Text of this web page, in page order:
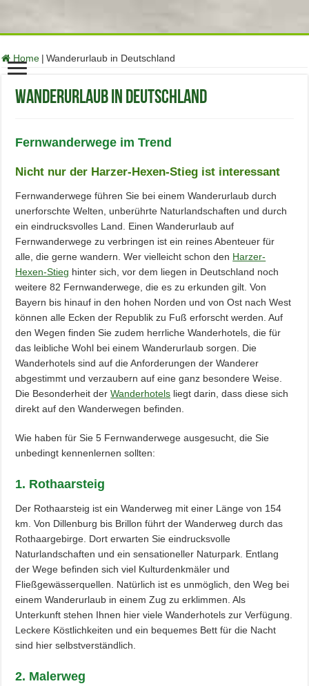
Home | Wanderurlaub in Deutschland
Wanderurlaub in Deutschland
Fernwanderwege im Trend
Nicht nur der Harzer-Hexen-Stieg ist interessant
Fernwanderwege führen Sie bei einem Wanderurlaub durch
unerforschte Welten, unberührte Naturlandschaften und durch
ein eindrucksvolles Land. Einen Wanderurlaub auf
Fernwanderwege zu verbringen ist ein reines Abenteuer für
alle, die gerne wandern. Wer vielleicht schon den Harzer-
Hexen-Stieg hinter sich, vor dem liegen in Deutschland noch
weitere 82 Fernwanderwege, die es zu erkunden gilt. Von
Bayern bis hinauf in den hohen Norden und von Ost nach West
können alle Ecken der Republik zu Fuß erforscht werden. Auf
den Wegen finden Sie zudem herrliche Wanderhotels, die für
das leibliche Wohl bei einem Wanderurlaub sorgen. Die
Wanderhotels sind auf die Anforderungen der Wanderer
abgestimmt und verzaubern auf eine ganz besondere Weise.
Die Besonderheit derWanderhotels liegt darin, dass diese sich
direkt auf den Wanderwegen befinden.
Wie haben für Sie 5 Fernwanderwege ausgesucht, die Sie
unbedingt kennenlernen sollten:
1. Rothaarsteig
Der Rothaarsteig ist ein Wanderweg mit einer Länge von 154
km. Von Dillenburg bis Brillon führt der Wanderweg durch das
Rothaargebirge. Dort erwarten Sie eindrucksvolle
Naturlandschaften und ein sensationeller Naturpark. Entlang
der Wege befinden sich viel Kulturdenkmäler und
Fließgewässerquellen. Natürlich ist es unmöglich, den Weg bei
einem Wanderurlaub in einem Zug zu erklimmen. Als
Unterkunft stehen Ihnen hier viele Wanderhotels zur Verfügung.
Leckere Köstlichkeiten und ein bequemes Bett für die Nacht
sind hier selbstverständlich.
2. Malerweg